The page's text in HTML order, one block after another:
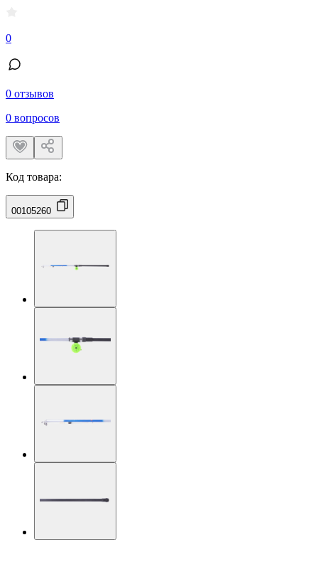
0
0 отзывов
0 вопросов
Код товара:
00105260